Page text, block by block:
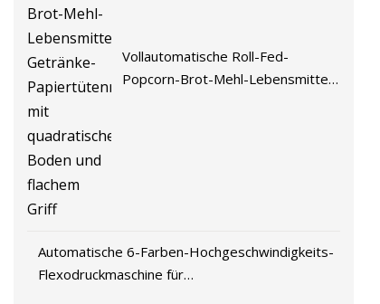
Vollautomatische Roll-Fed-
Popcorn-Brot-Mehl-Lebensmittel-
Automatische 6-Farben-Hochgeschwindigkeits-
Flexodruckmaschine für